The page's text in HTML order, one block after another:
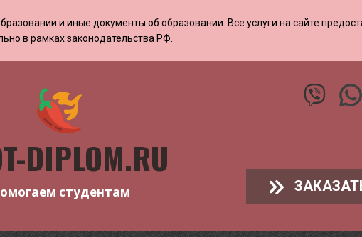
и иные документы об образовании. Все услуги на сайте
в рамках законодательства РФ.
DIPLOM.RU
студентам